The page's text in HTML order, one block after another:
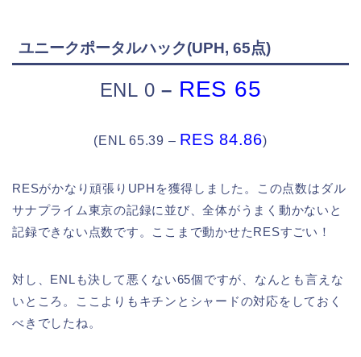
ユニークポータルハック(UPH, 65点)
ENL 0 – RES 65
(ENL 65.39 – RES 84.86)
RESがかなり頑張りUPHを獲得しました。この点数はダル
サナプライム東京の記録に並び、全体がうまく動かないと
記録できない点数です。ここまで動かせたRESすごい！
対し、ENLも決して悪くない65個ですが、なんとも言えな
いところ。ここよりもキチンとシャードの対応をしておく
べきでしたね。